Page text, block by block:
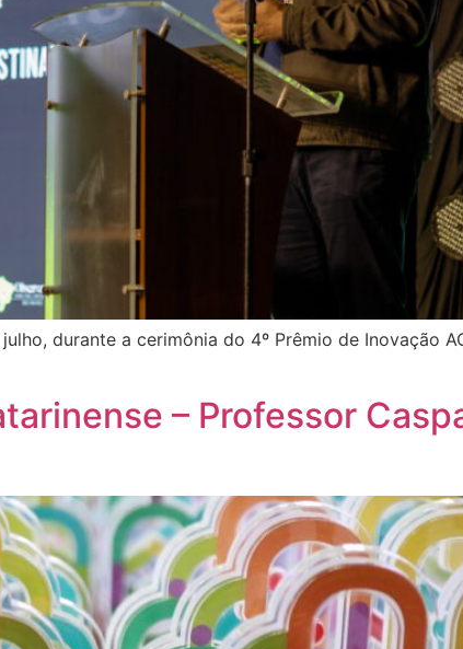
durante a cerimônia do 4º Prêmio de Inovação
– Professor